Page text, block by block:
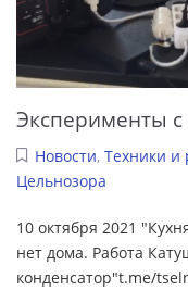
Эксперименты
Новости, Техники и
Цельнозора
10 октября 2021
нет дома. Работа
конденсатор"t.me/